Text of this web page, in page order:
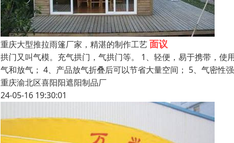
重庆大型推拉雨篷厂家，精湛的制作工艺面议
拱门又叫气模。充气拱门，气拱门等。 1、轻便，易于携带，
气和放气； 4、产品放气折叠后可以节省大量空间； 5、气密
重庆渝北区喜阳阳遮阳制品厂
24-05-16 19:30:01